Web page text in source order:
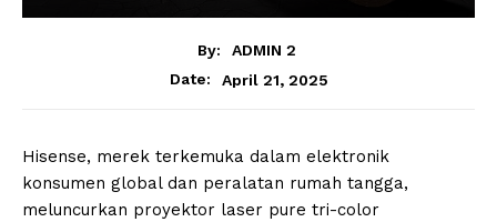
By:
ADMIN 2
Date:
April 21, 2025
Hisense, merek terkemuka dalam elektronik
konsumen global dan peralatan rumah tangga,
meluncurkan proyektor laser pure tri-color